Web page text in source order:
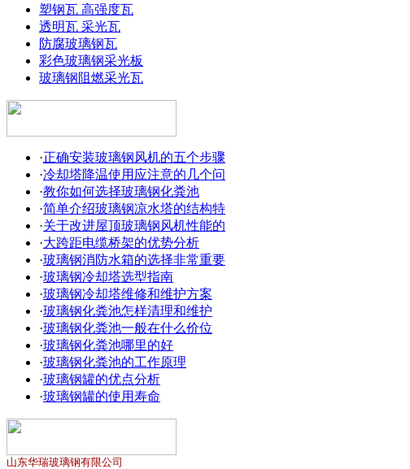
塑钢瓦 高强度瓦
透明瓦 采光瓦
防腐玻璃钢瓦
彩色玻璃钢采光板
玻璃钢阻燃采光瓦
·正确安装玻璃钢风机的五个步骤
·冷却塔降温使用应注意的几个问
·教你如何选择玻璃钢化粪池
·简单介绍玻璃钢凉水塔的结构特
·关于改进屋顶玻璃钢风机性能的
·大跨距电缆桥架的优势分析
·玻璃钢消防水箱的选择非常重要
·玻璃钢冷却塔选型指南
·玻璃钢冷却塔维修和维护方案
·玻璃钢化粪池怎样清理和维护
·玻璃钢化粪池一般在什么价位
·玻璃钢化粪池哪里的好
·玻璃钢化粪池的工作原理
·玻璃钢罐的优点分析
·玻璃钢罐的使用寿命
山东华瑞玻璃钢有限公司